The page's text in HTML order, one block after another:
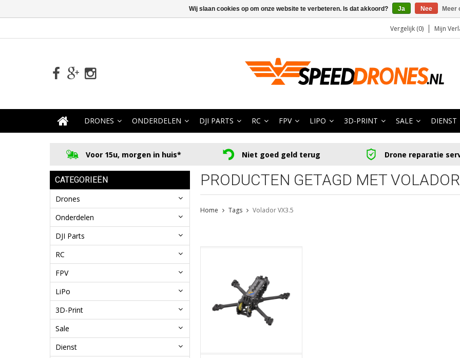
Vergelijk (0) Mijn
DRONES ONDERDELEN DJI PARTS RC FPV LIPO 3D-PRINT SALE DIENST
Voor 15u, morgen in huis* Niet goed geld terug Drone reparatie
CATEGORIEËN
Drones
Onderdelen
DJI Parts
RC
FPV
LiPo
3D-Print
Sale
Dienst
PRODUCTEN GETAGD MET
Home Tags Volador VX3.5
Wij slaan cookies op om onze website te verbeteren. Is dat akkoord? Ja Nee Meer